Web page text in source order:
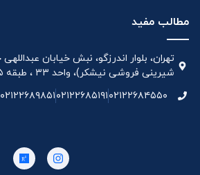
مطالب مفید
شیرینی فروشی نیشکر)، واحد ۳۳ ، طبقه ۵
۰۲۱۲۲۶۸۴۵۵۰۰۲۱۲۲۶۸۵۱۹۱۰۲۱۲۲۶۸۹۸۵۱